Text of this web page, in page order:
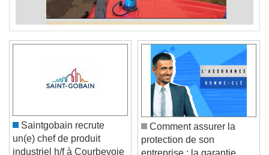
Saintgobain recrute
un(e) chef de produit
Comment assurer la
protection de son